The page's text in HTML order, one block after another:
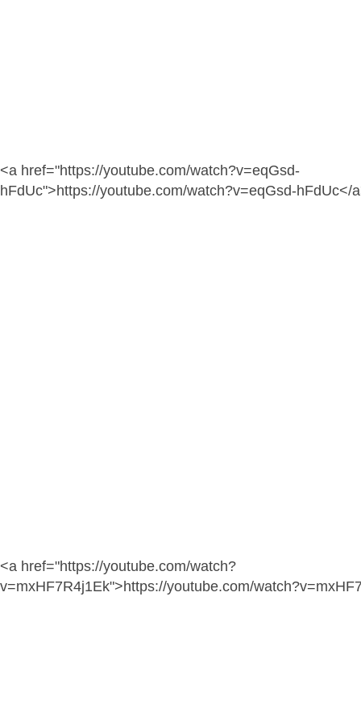
<a href="https://youtube.com/watch?v=eqGsd-
hFdUc">https://youtube.com/watch?v=eqGsd-hFdUc</
<a href="https://youtube.com/watch?
v=mxHF7R4j1Ek">https://youtube.com/